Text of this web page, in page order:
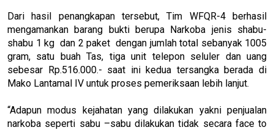
Dari hasil penangkapan tersebut, Tim WFQR-4 berhasil
mengamankan barang bukti berupa Narkoba jenis shabu-
shabu 1 kg dan 2 paket dengan jumlah total sebanyak 1005
gram, satu buah Tas, tiga unit telepon seluler dan uang
sebesar Rp.516.000.- saat ini kedua tersangka berada di
Mako Lantamal IV untuk proses pemeriksaan lebih lanjut.
“Adapun modus kejahatan yang dilakukan yakni penjualan
narkoba seperti sabu –sabu dilakukan tidak secara face to